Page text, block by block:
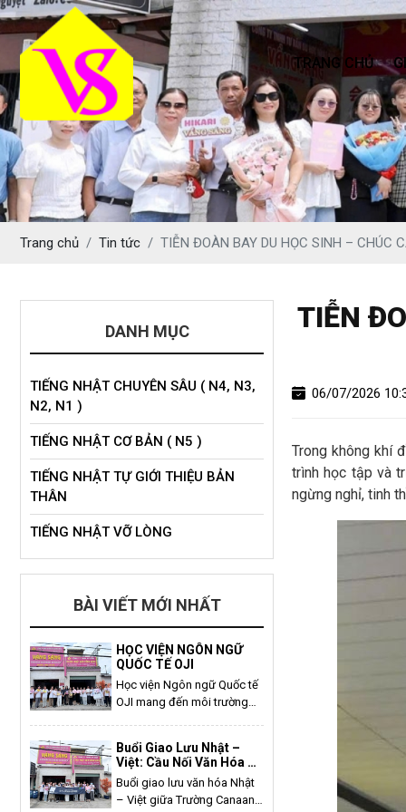
TRANG CHỦ
Trang chủ Tin tức TIỄN ĐOÀN BAY DU HỌC SINH – CHÚC
DANH MỤC
TIẾNG NHẬT CHUYÊN SÂU ( N4, N3,
N2, N1 )
TIẾNG NHẬT CƠ BẢN ( N5 )
TIẾNG NHẬT TỰ GIỚI THIỆU BẢN
THÂN
TIẾNG NHẬT VỠ LÒNG
BÀI VIẾT MỚI NHẤT
HỌC VIỆN NGÔN NGỮ
QUỐC TẾ OJI
Học viện Ngôn ngữ Quốc tế
OJI mang đến môi trường
hệ thống ký túc xá tiện nghi,
giúp du học sinh nhanh
chóng thích nghi với cuộc
sống tại Nhật Bản. Đây là
Buổi Giao Lưu Nhật –
Việt: Cầu Nối Văn Hóa Và
Giáo Dục
Buổi giao lưu văn hóa Nhật
– Việt giữa Trường Canaan
TIỄN
06/07/2026
Trong không khí
trình học tập và
ngừng nghỉ, tinh